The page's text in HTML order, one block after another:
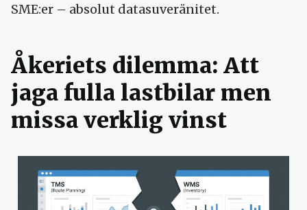
SME:er – absolut datasuveränitet.
Åkeriets dilemma: Att
jaga fulla lastbilar men
missa verklig vinst